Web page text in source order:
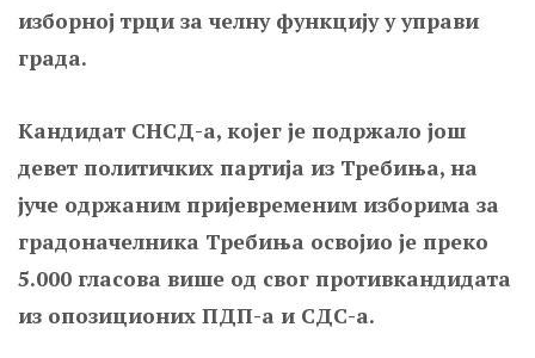
изборној трци за челну функцију у управи
града.
Кандидат СНСД-а, којег је подржало још
девет политичких партија из Требиња, на
јуче одржаним пријевременим изборима за
градоначелника Требиња освојио је преко
5.000 гласова више од свог противкандидата
из опозиционих ПДП-а и СДС-а.